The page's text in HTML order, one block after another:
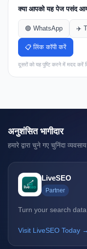
क्या आपको यह पेज पसंद
🟢 WhatsApp ✈️
📋 लिंक कॉपी करें
दूसरों को यह पुष्टि करने में मदद करें
अनुशंसित भागीदार
हमारे द्वारा चुने गए चुनिंदा
LiveSEO
Partner
Turn your search
Visit LiveSEO Today →